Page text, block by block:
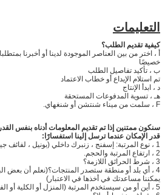
التعليمات
كيفية تقديم الطلب؟
أ ، اختر من بين العناصر الموجودة لدينا أو أخبرنا
خصيصًا
ب ، تأكيد تفاصيل الطلب
تم استلام الإيداع أو خطاب الاعتماد
د ، ابدأ الإنتاج
هـ ، تسوية المدفوعات المستحقة
F ، سلمت من ميناء شنتشن أو شنغهاي.
سنكون ممتنين إذا تم تقديم المعلومات أدناه بنفس القدر
قدر الإمكان عندما ترسل إلينا استفسارًا:
1 ، نوع المرتبة: إسفنج ، زنبرك داخلي (بونيل ، لفائف جيبية ...)
2 ، ارتفاع المرتبة والحجم.
3 ، شرط الحرائق اللازمة؟
4 ، أي بلد أو منطقة ستصدر المنتجات؟(نعلم أن بعض
يمكننا مساعدتك في أخذها في الاعتبار)
5 ، أين أو من سيستخدم المرتبة (المنزل أو الكلية أو الفندق له فرق كبير)